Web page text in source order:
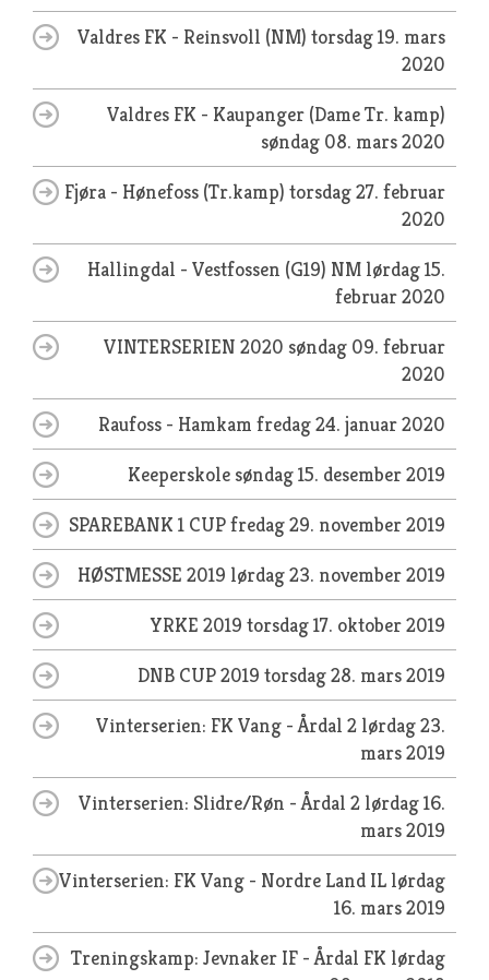
Valdres FK - Reinsvoll (NM) torsdag 19. mars
2020
Valdres FK - Kaupanger (Dame Tr. kamp)
søndag 08. mars 2020
Fjøra - Hønefoss (Tr.kamp) torsdag 27. februar
2020
Hallingdal - Vestfossen (G19) NM lørdag 15.
februar 2020
VINTERSERIEN 2020 søndag 09. februar
2020
Raufoss - Hamkam fredag 24. januar 2020
Keeperskolesøndag 15. desember 2019
SPAREBANK 1 CUPfredag 29. november 2019
HØSTMESSE 2019 lørdag 23. november 2019
YRKE 2019 torsdag 17. oktober 2019
DNB CUP 2019 torsdag 28. mars 2019
Vinterserien: FK Vang - Årdal 2 lørdag 23.
mars 2019
Vinterserien: Slidre/Røn - Årdal 2 lørdag 16.
mars 2019
Vinterserien: FK Vang - Nordre Land IL lørdag
16. mars 2019
Treningskamp: Jevnaker IF - Årdal FK lørdag